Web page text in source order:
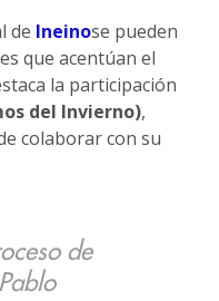
de Ineinose pueden
que acentúan el
la participación
del Invierno),
colaborar con su
de